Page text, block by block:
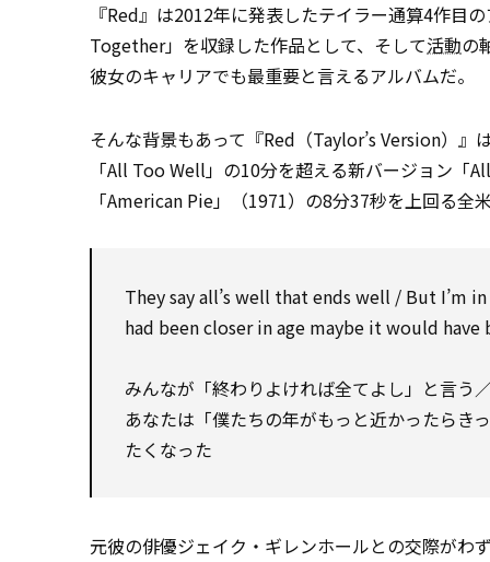
『Red』は2012年に発表したテイラー通算4作目
Together」を収録した作品として、そして活動の
彼女のキャリアでも最重要と言えるアルバムだ。
そんな背景もあって『Red（Taylor’s Version）』
「All Too Well」の10分を超える新バージョン
「American Pie」（1971）の8分37秒を上回る全
They say all’s well that ends well / But I’m
had been closer in age maybe it would
みんなが「終わりよければ全てよし」と言う
あなたは「僕たちの年がもっと近かったらき
たくなった
元彼の俳優ジェイク・ギレンホールとの交際がわ